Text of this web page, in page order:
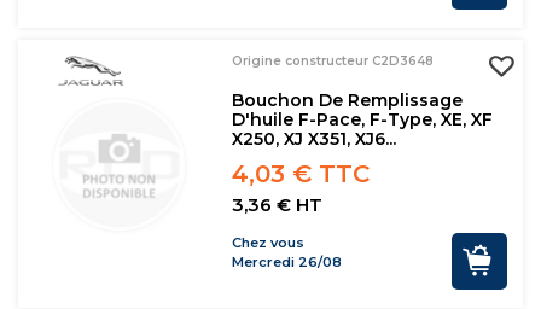
Origine constructeur C2D3648
Bouchon De Remplissage
D'huile F-Pace, F-Type, XE, XF
X250, XJ X351, XJ6...
4,03 € TTC
3,36 € HT
Chez vous
Mercredi 26/08